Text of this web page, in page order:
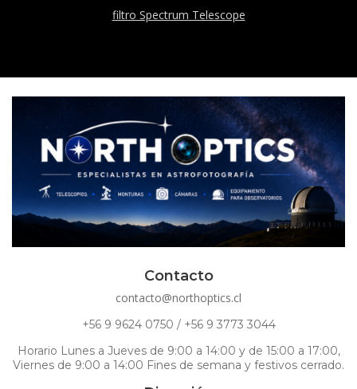
filtro Spectrum Telescope
Contacto
contacto@northoptics.cl
+56 9 9624 0750 / +56 9 3773 3044
Horario Lunes a Jueves de 9:00 a 14:00 y de 15:00 a 17:00,
Viernes de 9:00 a 14:00 Fines de semana y festivos cerrado.